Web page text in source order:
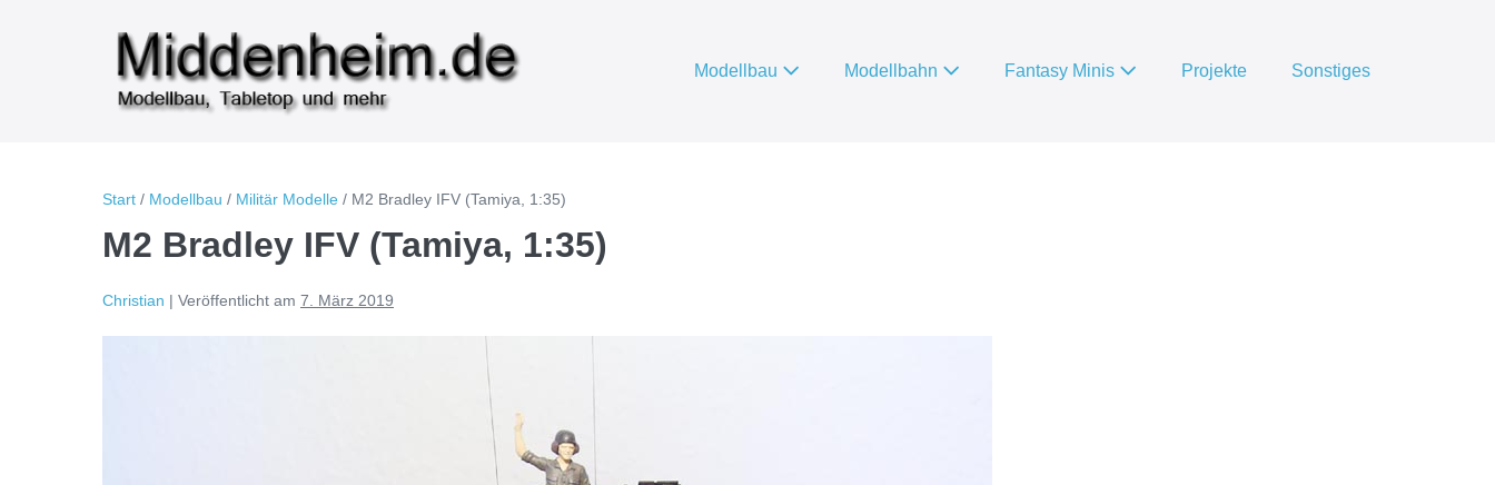
Modellbau Modellbahn Fantasy Minis Projekte Sonstiges
Start / Modellbau / Militär Modelle / M2 Bradley IFV (Tamiya, 1:35)
M2 Bradley IFV (Tamiya, 1:35)
Christian | Veröffentlicht am 7. März 2019